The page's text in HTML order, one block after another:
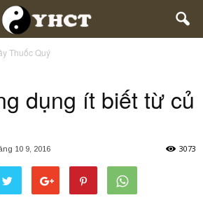
Thuốc Quý
dụng ít biết từ củ
10 9, 2016 3073